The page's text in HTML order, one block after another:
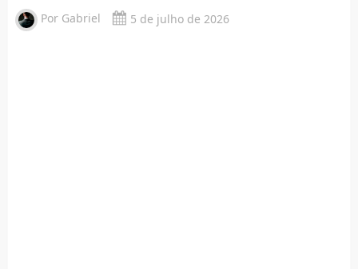
Por Gabriel 5 de julho de 2026